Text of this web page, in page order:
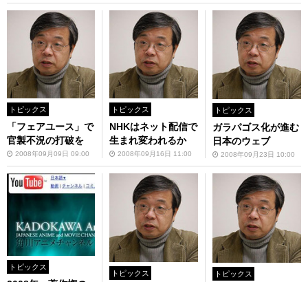
トピックス
「フェアユース」で
官製不況の打破を
2008年09月09日 09:00
トピックス
NHKはネット配信で
生まれ変われるか
2008年09月16日 11:00
トピックス
ガラパゴス化が進む
日本のウェブ
2008年09月23日 10:00
トピックス
トピックス トピックス